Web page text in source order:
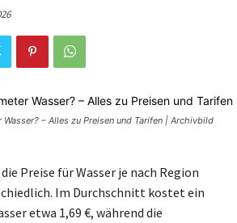
– Alles zu Preisen und Tarifen | Archivbild
Preise für Wasser je nach Region
Im Durchschnitt kostet ein
etwa 1,69 €, während die